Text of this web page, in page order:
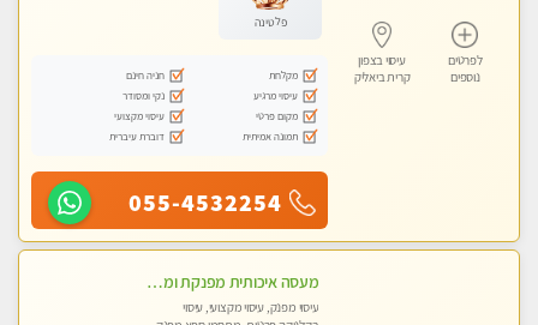
לפרטים
נוספים
עיסוי בצפון
קרית ביאליק
פלטינה
מקלחת
חניה חינם
עיסוי מרגיע
נקי ומסודר
מקום פרטי
עיסוי מקצועי
תמונה אמיתית
דוברת עיברית
055-4532254
מעסה איכותית מפנקת ומקצועית עיסוי חלומי ..... בקריות
עיסוי מפנק, עיסוי מקצועי, עיסוי